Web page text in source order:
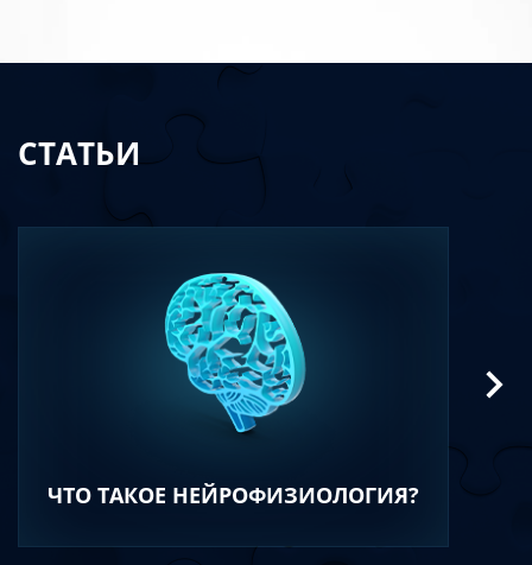
СТАТЬИ
ЧТО ТАКОЕ НЕЙРОФИЗИОЛОГИЯ?